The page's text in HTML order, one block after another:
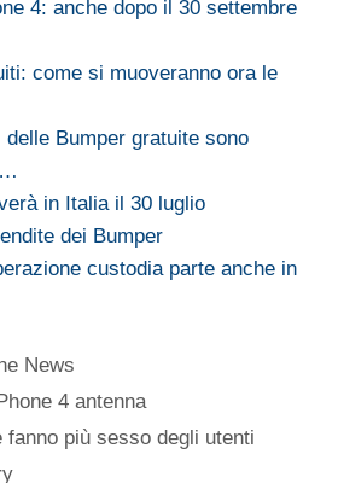
4: anche dopo il 30 settembre
come si muoveranno ora le
delle Bumper gratuite sono
in Italia il 30 luglio
dei Bumper
custodia parte anche in
News
4 antenna
fanno più sesso degli utenti